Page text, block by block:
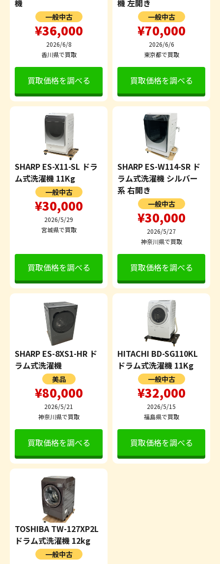
機
一般中古
¥36,000
2026/6/8
香川県で買取
買取価格を調べる
機 左開き
一般中古
¥70,000
2026/6/6
東京都で買取
買取価格を調べる
SHARP ES-X11-SL ドラ
ム式洗濯機 11Kg
一般中古
¥30,000
2026/5/29
宮城県で買取
買取価格を調べる
SHARP ES-W114-SR ド
ラム式洗濯機 シルバー
系 右開き
一般中古
¥30,000
2026/5/27
神奈川県で買取
買取価格を調べる
SHARP ES-8XS1-HR ド
ラム式洗濯機
美品
¥80,000
2026/5/21
神奈川県で買取
買取価格を調べる
HITACHI BD-SG110KL
ドラム式洗濯機 11Kg
一般中古
¥32,000
2026/5/15
福島県で買取
買取価格を調べる
TOSHIBA TW-127XP2L
ドラム式洗濯機 12kg
一般中古